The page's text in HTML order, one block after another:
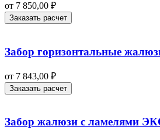
от 7 850,00 ₽
Заказать расчет
Забор горизонтальные
от 7 843,00 ₽
Заказать расчет
Забор жалюзи с ламелями